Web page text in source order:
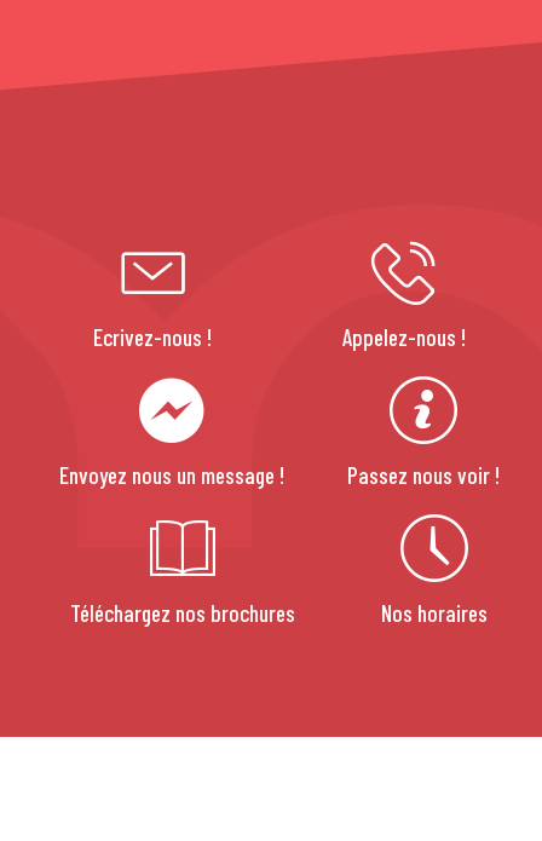
Ecrivez-nous ! Appelez-nous !
Envoyez nous un message ! Passez nous voir !
Téléchargez nos brochures Nos horaires